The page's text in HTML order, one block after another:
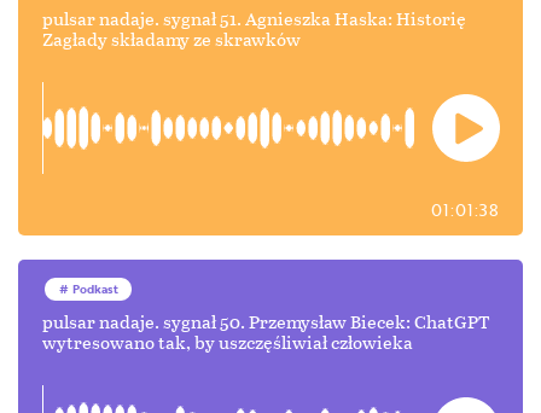
pulsar nadaje. sygnał 51. Agnieszka Haska: Historię
Zagłady składamy ze skrawków
01:01:38
Podkast
pulsar nadaje. sygnał 50. Przemysław Biecek: ChatGPT
wytresowano tak, by uszczęśliwiał człowieka